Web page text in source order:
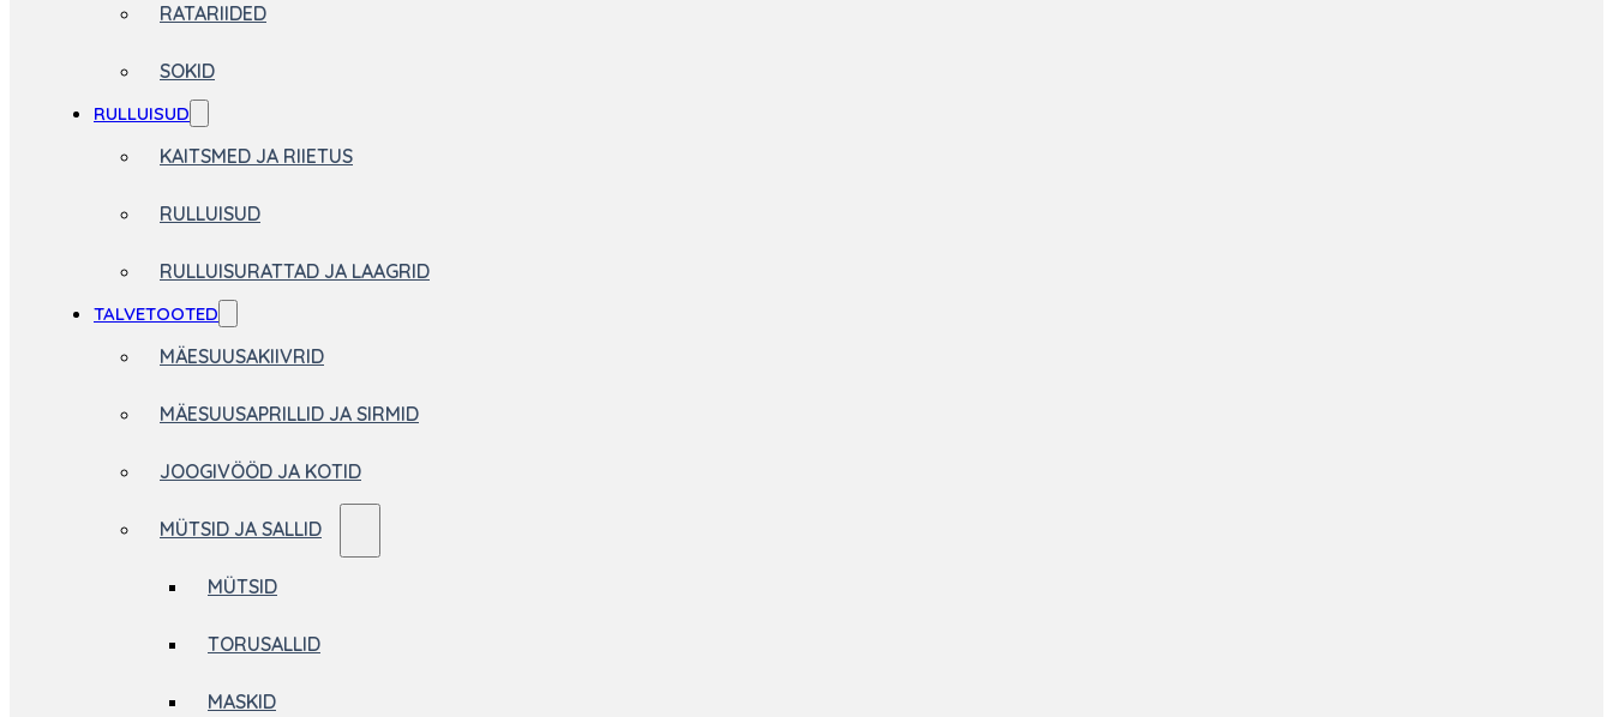
RATARIIDED
SOKID
RULLUISUD
KAITSMED JA RIIETUS
RULLUISUD
RULLUISURATTAD JA LAAGRID
TALVETOOTED
MÄESUUSAKIIVRID
MÄESUUSAPRILLID JA SIRMID
JOOGIVÖÖD JA KOTID
MÜTSID JA SALLID
MÜTSID
TORUSALLID
MASKID